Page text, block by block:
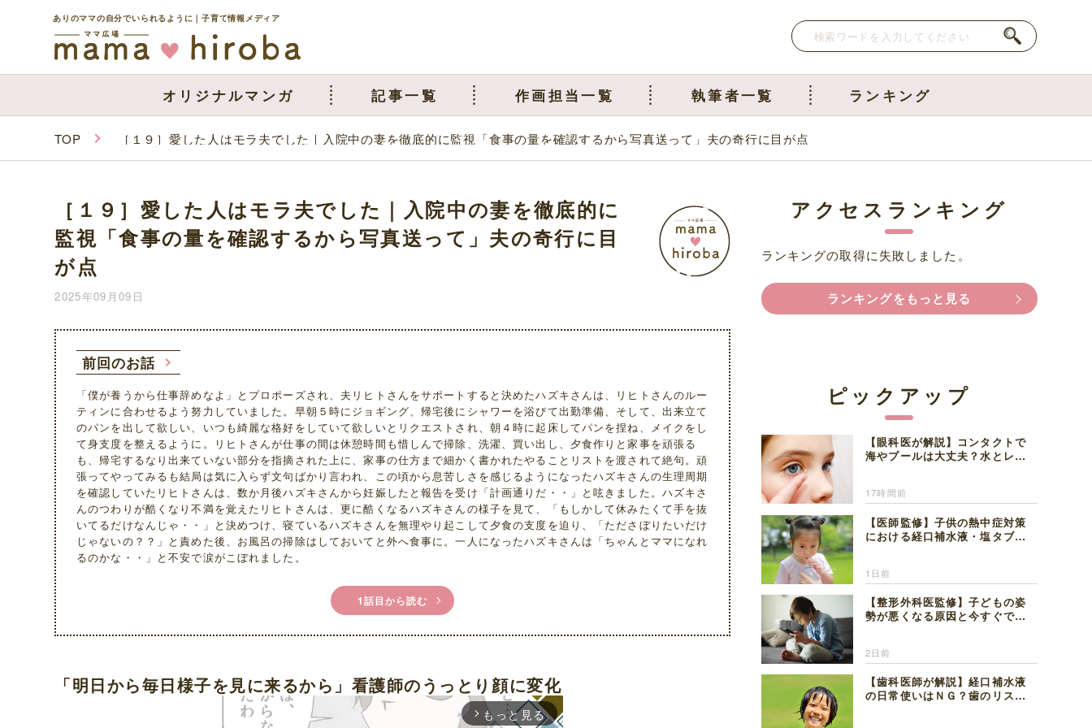
ありのママの自分でいられるように｜子育て情報メディア
オリジナルマンガ 記事一覧 作画担当一覧 執筆者一覧 ランキング
TOP ［１９］愛した人はモラ夫でした｜入院中の妻を徹底的に監視「食事の量を確認するから写真送って」夫の奇行に目が点
［１９］愛した人はモラ夫でした｜入院中の妻を徹底的に
監視「食事の量を確認するから写真送って」夫の奇行に目
が点
2025年09月09日
前回のお話
「僕が養うから仕事辞めなよ」とプロポーズされ、夫リヒトさんをサポートすると決めたハズキさんは、リヒトさんのルー
ティンに合わせるよう努力していました。早朝５時にジョギング、帰宅後にシャワーを浴びて出勤準備、そして、出来立て
のパンを出して欲しい、いつも綺麗な格好をしていて欲しいとリクエストされ、朝４時に起床してパンを捏ね、メイクをし
て身支度を整えるように。リヒトさんが仕事の間は休憩時間も惜しんで掃除、洗濯、買い出し、夕食作りと家事を頑張る
も、帰宅するなり出来ていない部分を指摘された上に、家事の仕方まで細かく書かれたやることリストを渡されて絶句。頑
張ってやってみるも結局は気に入らず文句ばかり言われ、この頃から息苦しさを感じるようになったハズキさんの生理周期
を確認していたリヒトさんは、数か月後ハズキさんから妊娠したと報告を受け「計画通りだ・・」と呟きました。ハズキさ
んのつわりが酷くなり不満を覚えたリヒトさんは、更に酷くなるハズキさんの様子を見て、「もしかして休みたくて手を抜
いてるだけなんじゃ・・」と決めつけ、寝ているハズキさんを無理やり起こして夕食の支度を迫り、「たださぼりたいだけ
じゃないの？？」と責めた後、お風呂の掃除はしておいてと外へ食事に。一人になったハズキさんは「ちゃんとママになれ
るのかな・・」と不安で涙がこぼれました。
1話目から読む
「明日から毎日様子を見に来るから」看護師のうっとり顔に変化
arrow_forward_ios もっと見る
アクセスランキング
ランキングの取得に失敗しました。
ランキングをもっと見る
ピックアップ
【眼科医が解説】コンタクトで
海やプールは大丈夫？水とレン
17時間前
【医師監修】子供の熱中症対策
における経口補水液・塩タブレ
1日前
【整形外科医監修】子どもの姿
勢が悪くなる原因と今すぐでき
2日前
【歯科医師が解説】経口補水液
の日常使いはＮＧ？歯のリスク